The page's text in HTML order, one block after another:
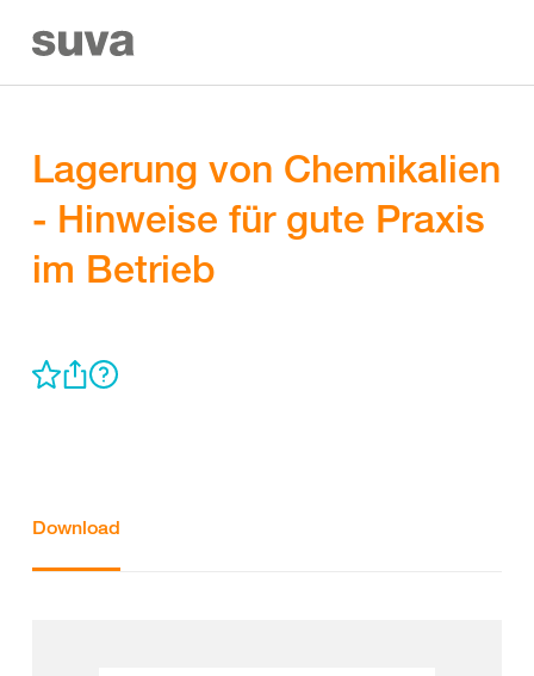
Lagerung von Chemikalien
- Hinweise für gute Praxis
im Betrieb
Download